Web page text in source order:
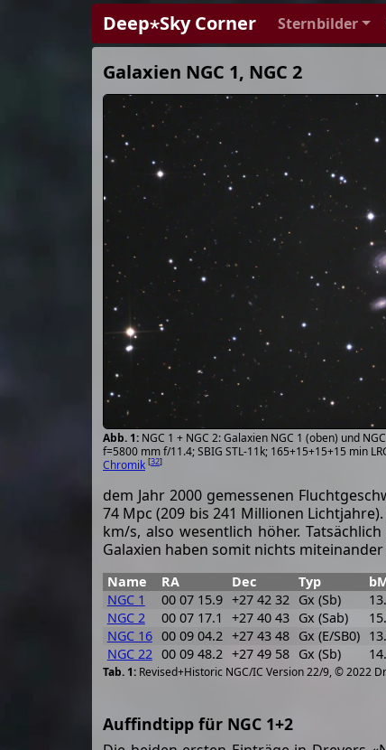
Deep⋆Sky Corner Sternbilder
Galaxien NGC 1, NGC 2
NGC 1 + NGC 2: Galaxien NGC 1 (oben) und
f=5800 mm f/11.4; SBIG STL-11k; 165+15+15+15 min
Chromik [32]
dem Jahr 2000 gemessenen
74 Mpc (209 bis 241 Millionen
km/s, also wesentlich höher.
Galaxien haben somit nichts
Revised+Historic NGC/IC Version 22/9, © 2022
Name RA Dec Typ
NGC 1
00 07 15.9 +27 42 32 Gx (Sb)
NGC 2
00 07 17.1 +27 40 43 Gx (Sab)
NGC 16 00 09 04.2 +27 43 48 Gx (E/SB0)
NGC 22 00 09 48.2 +27 49 58 Gx (Sb)
Auffindtipp für NGC 1+2